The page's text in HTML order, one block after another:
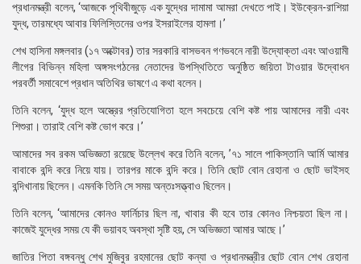
বিএনপি-
সহিংসতা
সংগঠন
নির্বাচনী
ইশতেহার
প্রধানমন্ত্রী বলেন, ‘আজকে পৃথিবীজুড়ে এক যুদ্ধের দামামা আমরা দেখতে পাই। ইউক্রেন-রাশিয়া
যুদ্ধ, তারমধ্যে আবার ফিলিস্তিনের ওপর ইসরাইলের হামলা।’
শেখ হাসিনা মঙ্গলবার (১৭ অক্টোবর) তার সরকারি বাসভবন গণভবনে নারী উদ্যোক্তা এবং আওয়ামী
লীগের বিভিন্ন মহিলা অঙ্গসংগঠনের নেতাদের উপস্থিতিতে অনুষ্ঠিত জয়িতা টাওয়ার উদ্বোধন
পরবর্তী সমাবেশে প্রধান অতিথির ভাষণে এ কথা বলেন।
তিনি বলেন, ‘যুদ্ধ হলে অস্ত্রের প্রতিযোগিতা হলে সবচেয়ে বেশি কষ্ট পায় আমাদের নারী এবং
শিশুরা। তারাই বেশি কষ্ট ভোগ করে।’
আমাদের সব রকম অভিজ্ঞতা রয়েছে উল্লেখ করে তিনি বলেন, ’৭১ সালে পাকিস্তানি আর্মি আমার
বাবাকে বন্দি করে নিয়ে যায়। তারপর মাকে বন্দি করে। তিনি ছোট বোন রেহানা ও ছোট ভাইসহ
বন্দিখানায় ছিলেন। এমনকি তিনি সে সময় অন্তঃসত্ত্বাও ছিলেন।
তিনি বলেন, ‘আমাদের কোনও ফার্নিচার ছিল না, খাবার কী হবে তার কোনও নিশ্চয়তা ছিল না।
কাজেই যুদ্ধের সময় যে কী ভয়াবহ অবস্থা সৃষ্টি হয়, সে অভিজ্ঞতা আমার আছে।’
জাতির পিতা বঙ্গবন্ধু শেখ মুজিবুর রহমানের ছোট কন্যা ও প্রধানমন্ত্রীর ছোট বোন শেখ রেহানা